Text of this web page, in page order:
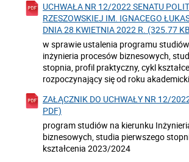
UCHWAŁA NR 12/2022 SENATU
RZESZOWSKIEJ IM. IGNACEGO
DNIA 28 KWIETNIA 2022 R. (325.77
w sprawie ustalenia programu
inżynieria procesów biznesowych,
stopnia, profil praktyczny, cykl
rozpoczynający się od roku
ZAŁĄCZNIK DO UCHWAŁY NR 12/
PDF)
program studiów na kierunku
biznesowych, studia pierwszego
kształcenia 2023/2024